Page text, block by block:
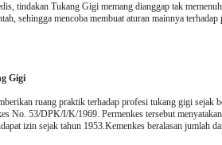
tindakan Tukang Gigi memang dianggap tak
sehingga mencoba membuat aturan mainnya
Gigi
ruang praktik terhadap profesi tukang gigi sejak
No. 53/DPK/I/K/1969. Permenkes tersebut
izin sejak tahun 1953.Kemenkes beralasan jumlah